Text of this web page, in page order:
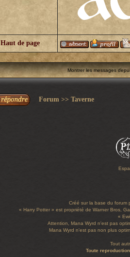
Haut de page
Montrer les messages
Forum >> Taverne
Créé sur la base du forum
« Harry Potter » est propriété de Warner Bros,
«
Attention, Mana Wyrd n'est pas
Mana Wyrd n'est pas non plus
Tout
Toute